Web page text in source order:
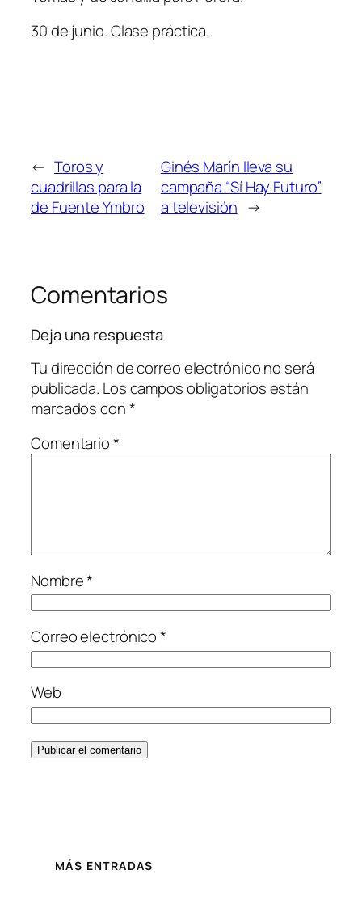
30 de junio. Clase práctica.
← Toros y
cuadrillas para la
de Fuente Ymbro
Ginés Marín lleva su
campaña “Sí Hay Futuro”
a televisión →
Comentarios
Deja una respuesta
Tu dirección de correo electrónico no será
publicada. Los campos obligatorios están
marcados con*
Comentario*
Nombre*
Correo electrónico*
Web
MÁS ENTRADAS